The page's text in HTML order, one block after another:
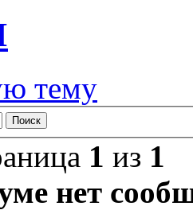
тему
1 из 1
нет